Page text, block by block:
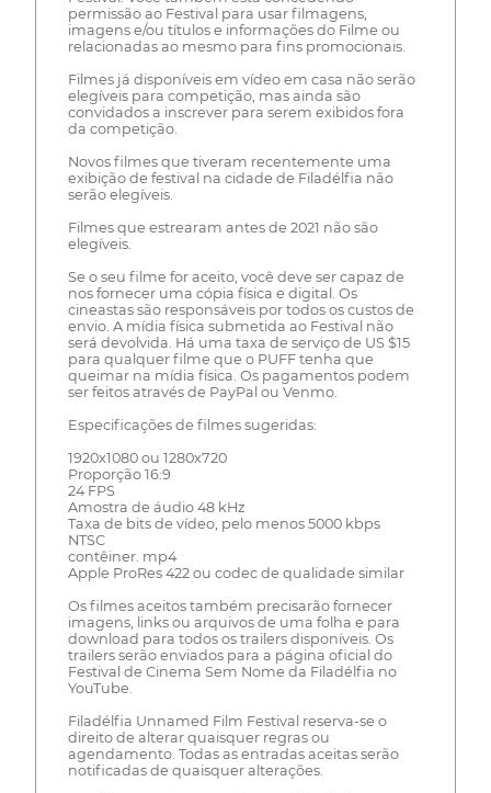
permissão ao Festival para usar filmagens,
imagens e/ou títulos e informações do Filme ou
relacionadas ao mesmo para fins promocionais.
Filmes já disponíveis em vídeo em casa não serão
elegíveis para competição, mas ainda são
convidados a inscrever para serem exibidos fora
da competição.
Novos filmes que tiveram recentemente uma
exibição de festival na cidade de Filadélfia não
serão elegíveis.
Filmes que estrearam antes de 2021 não são
elegíveis.
Se o seu filme for aceito, você deve ser capaz de
nos fornecer uma cópia física e digital. Os
cineastas são responsáveis por todos os custos de
envio. A mídia física submetida ao Festival não
será devolvida. Há uma taxa de serviço de US $15
para qualquer filme que o PUFF tenha que
queimar na mídia física. Os pagamentos podem
ser feitos através de PayPal ou Venmo.
Especificações de filmes sugeridas:
1920x1080 ou 1280x720
Proporção 16:9
24 FPS
Amostra de áudio 48 kHz
Taxa de bits de vídeo, pelo menos 5000 kbps
NTSC
contêiner. mp4
Apple ProRes 422 ou codec de qualidade similar
Os filmes aceitos também precisarão fornecer
imagens, links ou arquivos de uma folha e para
download para todos os trailers disponíveis. Os
trailers serão enviados para a página oficial do
Festival de Cinema Sem Nome da Filadélfia no
YouTube.
Filadélfia Unnamed Film Festival reserva-se o
direito de alterar quaisquer regras ou
agendamento. Todas as entradas aceitas serão
notificadas de quaisquer alterações.